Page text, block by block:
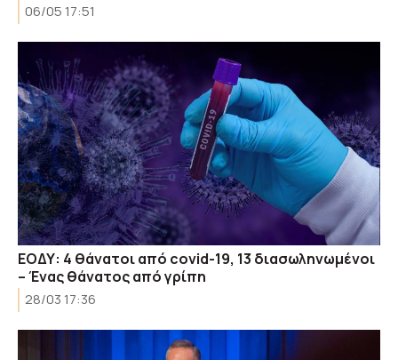
06/05 17:51
ΕΟΔΥ: 4 θάνατοι από covid-19, 13 διασωληνωμένοι
– Ένας θάνατος από γρίπη
28/03 17:36